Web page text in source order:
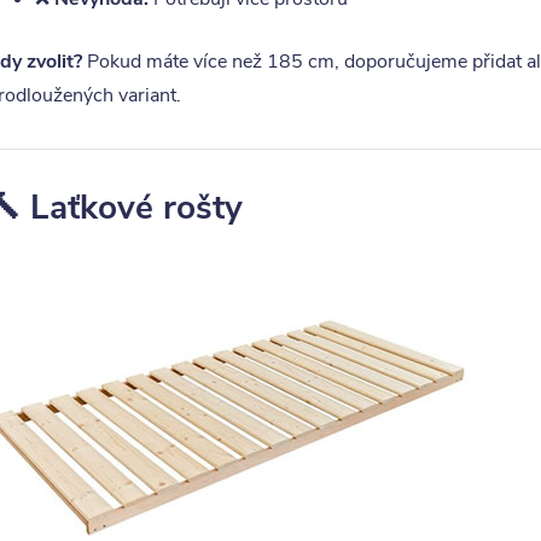
zvolit? Pokud máte více než 185 cm, doporučujeme přidat
variant.
Laťkové rošty